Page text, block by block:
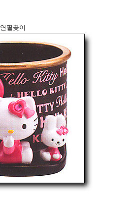
연필꽂이